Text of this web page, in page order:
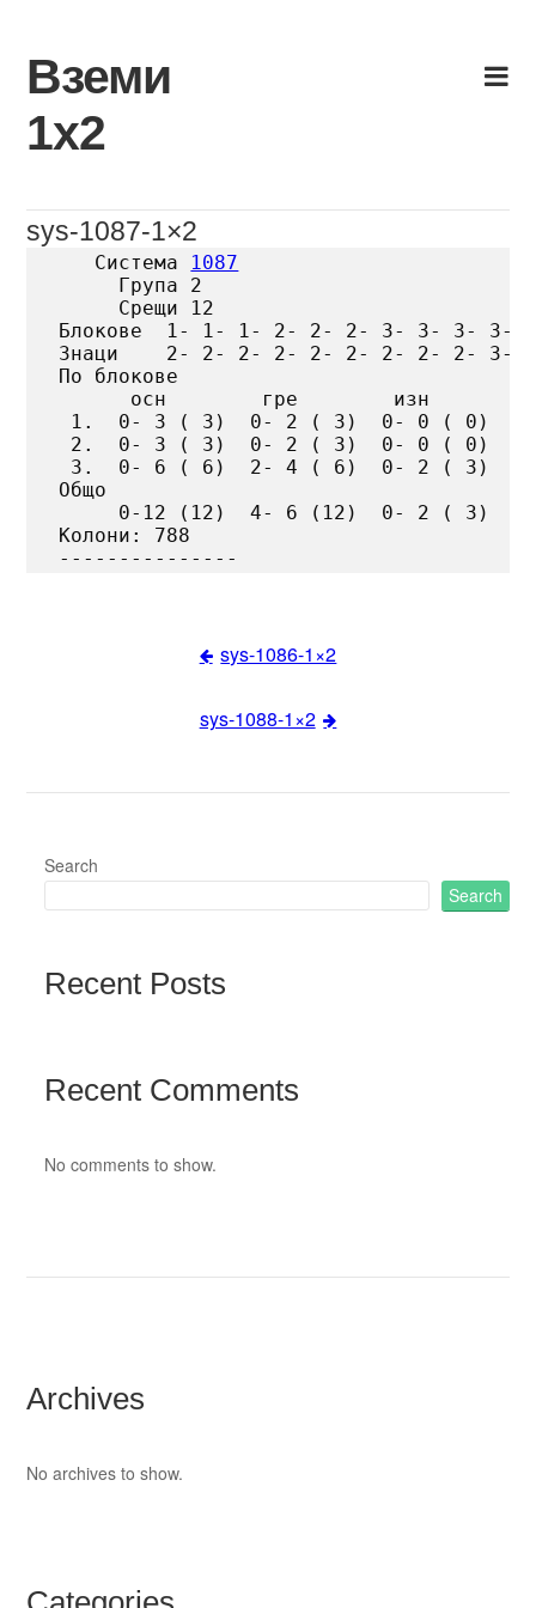
content
Вземи
1х2
sys-1087-1×2
   Система
1087
     Група 2
     Срещи 12
Блокове  1- 1- 1- 2- 2- 2- 3- 3- 3- 3-
Знаци    2- 2- 2- 2- 2- 2- 2- 2- 2- 3-
По блокове
      осн        гре        изн
1.  0- 3 ( 3)  0- 2 ( 3)  0- 0 ( 0)
2.  0- 3 ( 3)  0- 2 ( 3)  0- 0 ( 0)
3.  0- 6 ( 6)  2- 4 ( 6)  0- 2 ( 3)
Общо
     0-12 (12)  4- 6 (12)  0- 2 ( 3)
Колони: 788
sys-1086-1×2
sys-1088-1×2
Search
Search
Recent Posts
Recent Comments
No comments to show.
Archives
No archives to show.